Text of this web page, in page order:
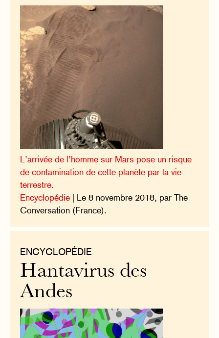
L’arrivée de l’homme sur Mars pose un risque
de contamination de cette planète par la vie
terrestre.
Encyclopédie | Le 8 novembre 2018, par The
Conversation (France).
ENCYCLOPÉDIE
Hantavirus des
Andes